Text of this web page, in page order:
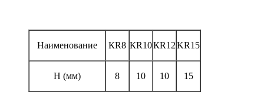
Наименование КR8 КR10КR12KR15
Н (мм) 8 10 10 15